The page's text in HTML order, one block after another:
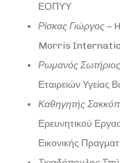
ΕΟΠΥΥ
ΡίσκαςΓιώργος–
Morris
Ρωμανός Σωτήριος
Εταιρειών Υγείας
Καθηγητής
Ερευνητικού
Εικονικής